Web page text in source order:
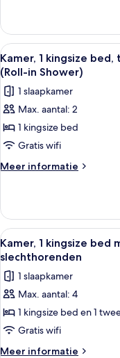
laden
1
kingsize
bed
met
slaapbank
Alle
foto's
voor
Kamer,
1
kingsize
bed,
toegankelijk
(Roll-
in
Shower)
laden
4
Kamer, 1 kingsize
(Roll-in Shower)
1 slaapkamer
Max. aantal: 2
1 kingsize bed
Gratis wifi
Meer informatie
Meer
1
kingsize
bed,
toegankelijk
slechthorenden
(Roll-
Shower)
Alle
foto's
voor
Kamer,
1
kingsize
bed
met
4
Kamer, 1 kingsize bed
slechthorenden
1 slaapkamer
Max. aantal: 4
1 kingsize bed en 1
Gratis wifi
Meer informatie
Meer